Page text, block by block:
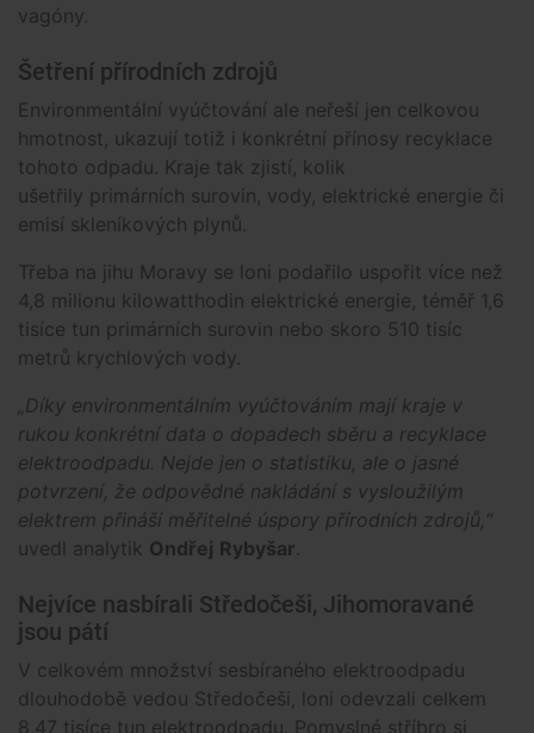
vagóny.
Šetření přírodních zdrojů
Environmentální vyúčtování ale neřeší jen celkovou
hmotnost, ukazují totiž i konkrétní přínosy recyklace
tohoto odpadu. Kraje tak zjistí, kolik
ušetřily primárních surovin, vody, elektrické energie či
emisí skleníkových plynů.
Třeba na jihu Moravy se loni podařilo uspořit více než
4,8 milionu kilowatthodin elektrické energie, téměř 1,6
tisíce tun primárních surovin nebo skoro 510 tisíc
metrů krychlových vody.
„Díky environmentálním vyúčtováním mají kraje v
rukou konkrétní data o dopadech sběru a recyklace
elektroodpadu. Nejde jen o statistiku, ale o jasné
potvrzení, že odpovědné nakládání s vysloužilým
elektrem přináší měřitelné úspory přírodních zdrojů,“
uvedl analytik Ondřej Rybyšar.
Nejvíce nasbírali Středočeši, Jihomoravané
jsou pátí
V celkovém množství sesbíraného elektroodpadu
dlouhodobě vedou Středočeši, loni odevzali celkem
8,47 tisíce tun elektroodpadu. Pomyslné stříbro si